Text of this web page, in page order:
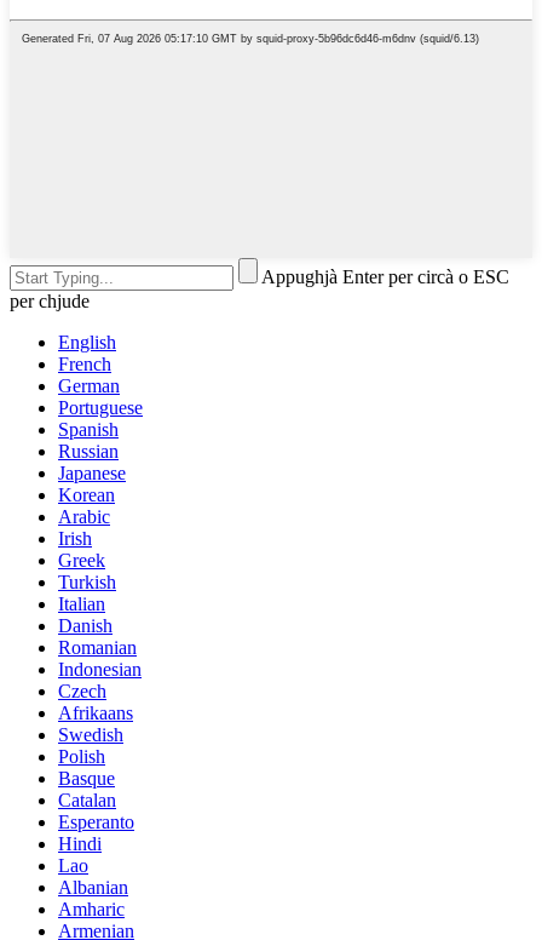
Appughjà Enter per circà o ESC
per chjude
English
French
German
Portuguese
Spanish
Russian
Japanese
Korean
Arabic
Irish
Greek
Turkish
Italian
Danish
Romanian
Indonesian
Czech
Afrikaans
Swedish
Polish
Basque
Catalan
Esperanto
Hindi
Lao
Albanian
Amharic
Armenian